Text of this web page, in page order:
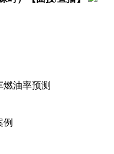
油率预测
例